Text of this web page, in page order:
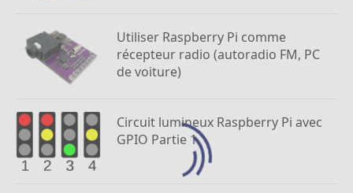
Utiliser Raspberry Pi comme
récepteur radio (autoradio FM, PC
de voiture)
Circuit lumineux Raspberry Pi avec
GPIO Partie 1